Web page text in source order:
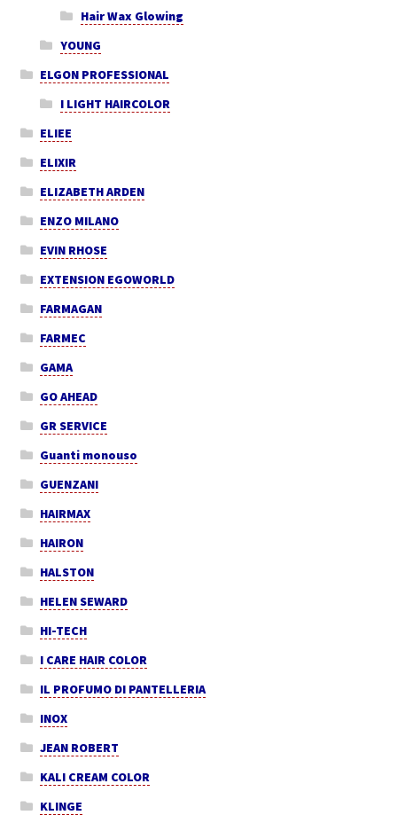
Hair Wax Glowing
YOUNG
ELGON PROFESSIONAL
I LIGHT HAIRCOLOR
ELIEE
ELIXIR
ELIZABETH ARDEN
ENZO MILANO
EVIN RHOSE
EXTENSION EGOWORLD
FARMAGAN
FARMEC
GAMA
GO AHEAD
GR SERVICE
Guanti monouso
GUENZANI
HAIRMAX
HAIRON
HALSTON
HELEN SEWARD
HI-TECH
I CARE HAIR COLOR
IL PROFUMO DI PANTELLERIA
INOX
JEAN ROBERT
KALI CREAM COLOR
KLINGE